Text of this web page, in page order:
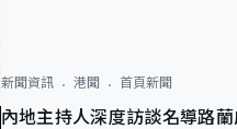
新聞資訊 港聞 首頁新聞
內地主持人深度訪談名導路